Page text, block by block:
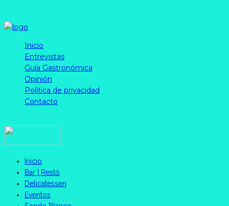
Inicio
Entrevistas
Guía Gastronómica
Opinión
Política de privacidad
Contacto
Inicio
Bar | Restó
Delicatessen
Eventos